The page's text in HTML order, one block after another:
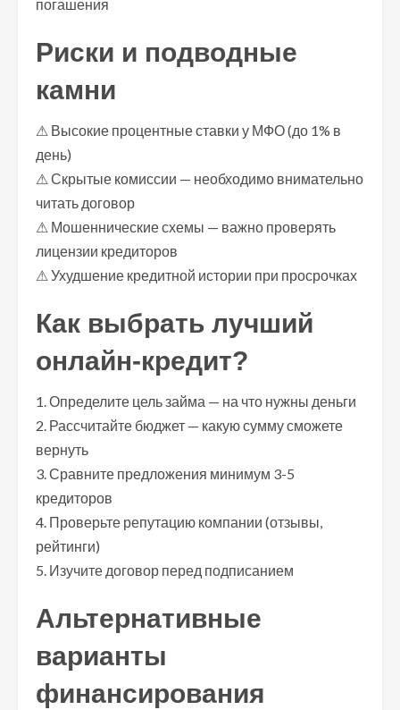
погашения
Риски и подводные
камни
⚠ Высокие процентные ставки у МФО (до 1% в
день)
⚠ Скрытые комиссии — необходимо внимательно
читать договор
⚠ Мошеннические схемы — важно проверять
лицензии кредиторов
⚠ Ухудшение кредитной истории при просрочках
Как выбрать лучший
онлайн-кредит?
1. Определите цель займа — на что нужны деньги
2. Рассчитайте бюджет — какую сумму сможете
вернуть
3. Сравните предложения минимум 3-5
кредиторов
4. Проверьте репутацию компании (отзывы,
рейтинги)
5. Изучите договор перед подписанием
Альтернативные
варианты
финансирования